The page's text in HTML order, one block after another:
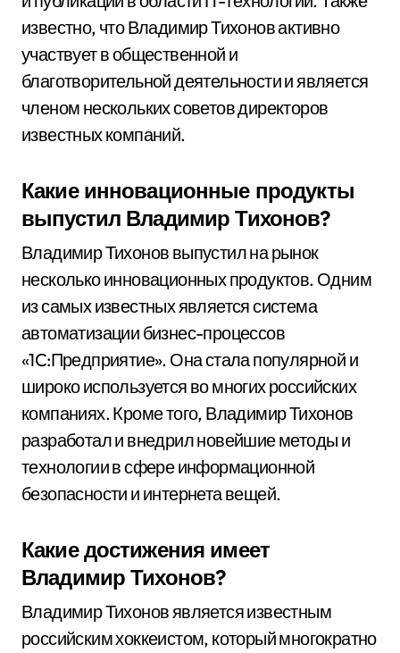
известно, что Владимир Тихонов активно
участвует в общественной и
благотворительной деятельности и является
членом нескольких советов директоров
известных компаний.
Какие инновационные продукты
выпустил Владимир Тихонов?
Владимир Тихонов выпустил на рынок
несколько инновационных продуктов. Одним
из самых известных является система
автоматизации бизнес-процессов
«1C:Предприятие». Она стала популярной и
широко используется во многих российских
компаниях. Кроме того, Владимир Тихонов
разработал и внедрил новейшие методы и
технологии в сфере информационной
безопасности и интернета вещей.
Какие достижения имеет
Владимир Тихонов?
Владимир Тихонов является известным
российским хоккеистом, который многократно